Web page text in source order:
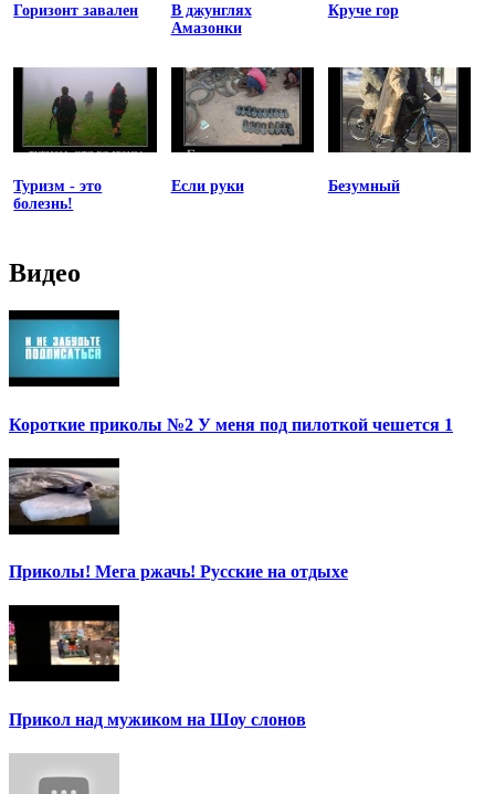
Горизонт завален
В джунглях
Амазонки
Круче гор
Туризм - это
болезнь!
Если руки Безумный
Видео
Короткие приколы №2 У меня под пилоткой чешется 1
Приколы! Мега ржачь! Русские на отдыхе
Прикол над мужиком на Шоу слонов